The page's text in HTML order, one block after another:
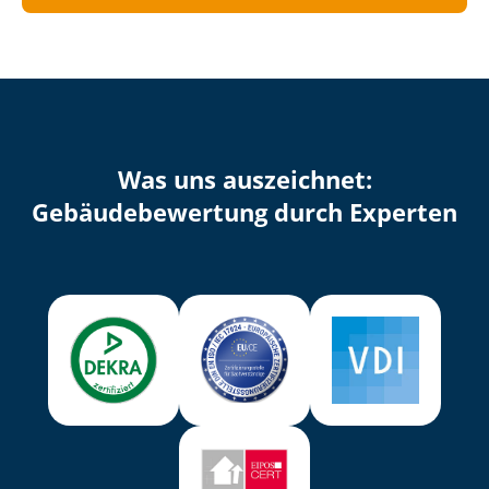
Was uns auszeichnet:
Ge­bäu­de­be­wer­tung durch Experten